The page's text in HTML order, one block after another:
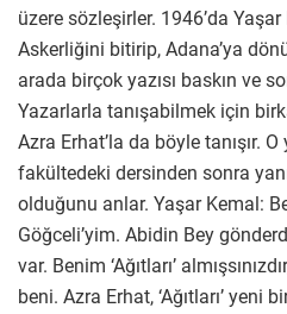
üzere sözleşirler. 1946’da
Askerliğini bitirip, Adana’ya
arada birçok yazısı baskın ve
Yazarlarla tanışabilmek için
Azra Erhat’la da böyle tanışır.
fakültedeki dersinden sonra
olduğunu anlar. Yaşar Kemal:
Göğceli’yim. Abidin Bey
var. Benim ‘Ağıtları’
beni. Azra Erhat, ‘Ağıtları’ yeni